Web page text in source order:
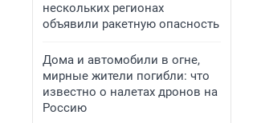
нескольких регионах
объявили ракетную опасность
Дома и автомобили в огне,
мирные жители погибли: что
известно о налетах дронов на
Россию